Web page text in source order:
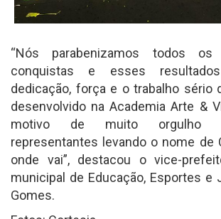
“Nós parabenizamos todos
conquistas e esses
dedicação, força e o trabalho sério
desenvolvido na Academia Arte &
motivo de muito orgulho
representantes levando o nome de
onde vai”, destacou o vice-
municipal de Educação, Esportes e
Gomes.